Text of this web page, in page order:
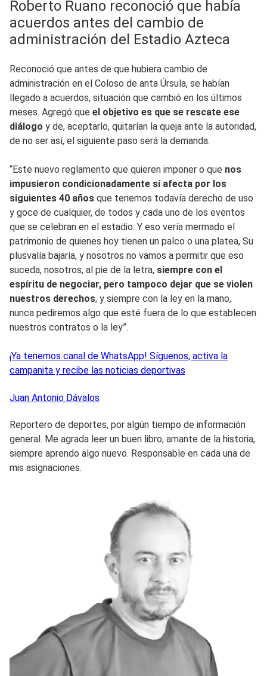
Roberto Ruano reconoció que había
acuerdos antes del cambio de
administración del Estadio Azteca
Reconoció que antes de que hubiera cambio de
administración en el Coloso de anta Úrsula, se habían
llegado a acuerdos, situación que cambió en los últimos
meses. Agregó que el objetivo es que se rescate ese
diálogo y de, aceptarlo, quitarían la queja ante la autoridad,
de no ser así, el siguiente paso será la demanda.
“Este nuevo reglamento que quieren imponer o que nos
impusieron condicionadamente sí afecta por los
siguientes 40 años que tenemos todavía derecho de uso
y goce de cualquier, de todos y cada uno de los eventos
que se celebran en el estadio. Y eso vería mermado el
patrimonio de quienes hoy tienen un palco o una platea, Su
plusvalía bajaría, y nosotros no vamos a permitir que eso
suceda, nosotros, al pie de la letra, siempre con el
espíritu de negociar, pero tampoco dejar que se violen
nuestros derechos, y siempre con la ley en la mano,
nunca pediremos algo que esté fuera de lo que establecen
nuestros contratos o la ley”.
¡Ya tenemos canal de WhatsApp! Síguenos, activa la
campanita y recibe las noticias deportivas
Juan Antonio Dávalos
Reportero de deportes, por algún tiempo de información
general. Me agrada leer un buen libro, amante de la historia,
siempre aprendo algo nuevo. Responsable en cada una de
mis asignaciones.